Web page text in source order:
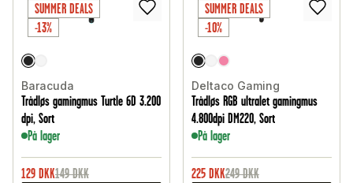
SUMMER DEALS
-13%
Baracuda
Trådløs gamingmus Turtle 6D 3.200
dpi, Sort
På lager
129 DKK149 DKK
SUMMER DEALS
-10%
Deltaco Gaming
Trådløs RGB ultralet gamingmus
4.800dpi DM220, Sort
På lager
225 DKK249 DKK